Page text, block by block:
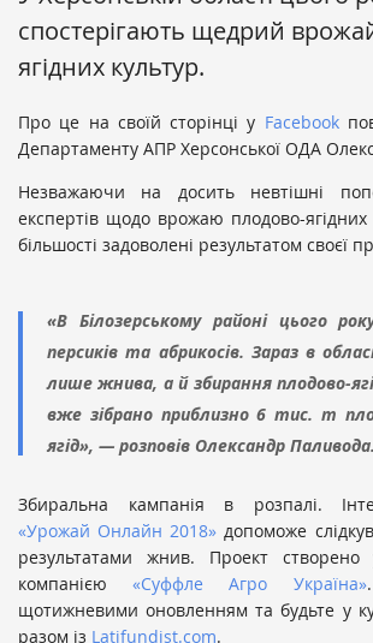
спостерігають щедрий
ягідних культур.
Про це на своїй сторінці у Facebook
Департаменту АПР Херсонської ОДА
Незважаючи на досить невтішні
експертів щодо врожаю плодово-ягідних
більшості задоволені результатом своєї
«В Білозерському районі цього
персиків та абрикосів. Зараз в
лише жнива, а й збирання плодово-
вже зібрано приблизно 6 тис. т
ягід», — розповів Олександр Паливода.
Збирaльнa кaмпaнія в розпaлі.
«Урожай Онлайн 2018» допоможе
результaтaми жнив. Проект створено
компанією«Суффле Агро Україна»
щотижневими оновленням та будьте у
разом із Latifundist.com.